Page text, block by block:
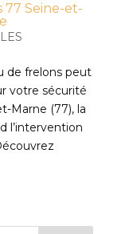
Seine-et-
de frelons peut
votre sécurité
Marne (77), la
l’intervention